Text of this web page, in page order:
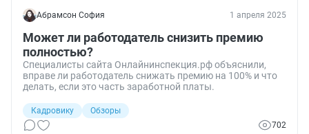
Абрамсон София 1 апреля 2025
Может ли работодатель снизить премию
полностью?
Специалисты сайта Онлайнинспекция.рф объяснили,
вправе ли работодатель снижать премию на 100% и что
делать, если это часть заработной платы.
Кадровику
Обзоры
702